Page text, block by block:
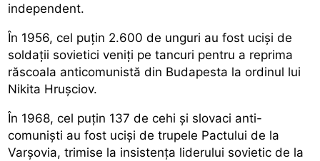
independent.
În 1956, cel puțin 2.600 de unguri au fost uciși de
soldații sovietici veniți pe tancuri pentru a reprima
răscoala anticomunistă din Budapesta la ordinul lui
Nikita Hrușciov.
În 1968, cel puțin 137 de cehi și slovaci anti-
comuniști au fost uciși de trupele Pactului de la
Varșovia, trimise la insistența liderului sovietic de la